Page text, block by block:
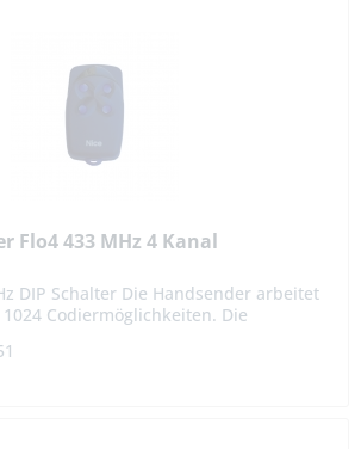
Flo4 433 MHz 4 Kanal
DIP Schalter Die Handsender arbeitet
Codiermöglichkeiten. Die